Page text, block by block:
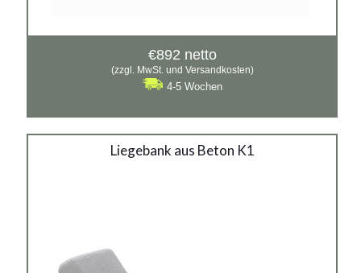
€892 netto
(zzgl. MwSt. und Versandkosten)
4-5 Wochen
Liegebank aus Beton K1
Liegebank aus Beton K1